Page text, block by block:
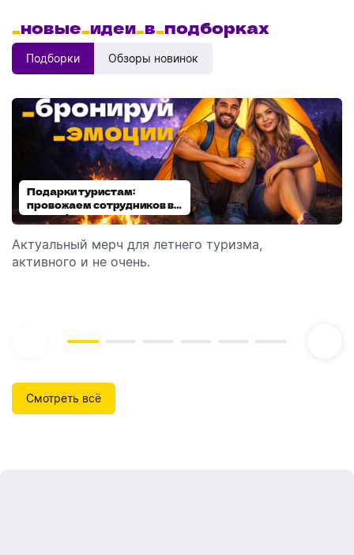
_новые_идеи_в_подборках
Подборки Обзоры новинок
Подарки туристам:
провожаем сотрудников в
отпуск!
Актуальный мерч для летнего туризма,
активного и не очень.
Диспенсеры для мыла:
выбираем модель
Обзор автоматических диспенсеров для мыла,
которые идеально подходят для брендирования.
Смотреть всё